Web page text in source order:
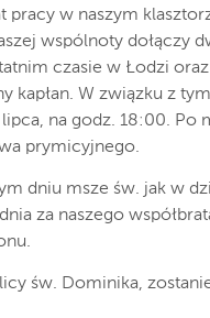
pracy w naszym
wspólnoty dołączy
czasie w Łodzi oraz
W związku z
na godz. 18:00. Po
prymicyjnego.
dniu msze św. jak w
za naszego
św. Dominika,